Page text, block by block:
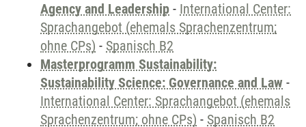
Agency and Leadership - International Center:
Sprachangebot (ehemals Sprachenzentrum;
ohne CPs) - Spanisch B2
Masterprogramm Sustainability:
Sustainability Science: Governance and Law -
International Center: Sprachangebot (ehemals
Sprachenzentrum; ohne CPs) - Spanisch B2